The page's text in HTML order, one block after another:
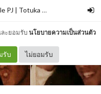
ละยอมรับนโยบายความเป็นส่วนตัว
รับ ไม่ยอมรับ
[SF] One night miracle PJ | Totuka ONE OK ROCK –